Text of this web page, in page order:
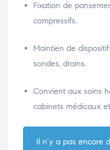
Fixation de
compressifs.
Maintien de
sondes, drains.
Convient aux soins
cabinets médicaux
Il n’y a pas encore